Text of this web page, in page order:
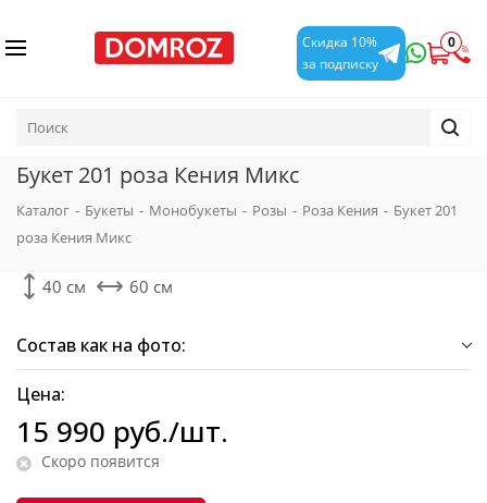
Скидка 10%
за подписку
0
Букет 201 роза Кения Микс
Каталог - Букеты - Монобукеты - Розы - Роза Кения - Букет 201
роза Кения Микс
40 см 60 см
Состав как на фото:
Цена:
15 990 руб./шт.
Скоро появится